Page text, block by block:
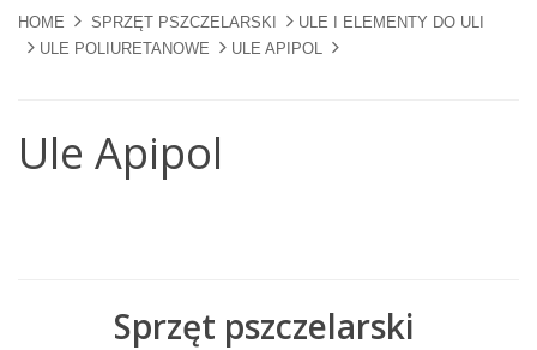
HOME SPRZĘT PSZCZELARSKI
ULE I ELEMENTY DO ULI
ULE POLIURETANOWE
ULE APIPOL
Ule Apipol
Sprzęt pszczelarski